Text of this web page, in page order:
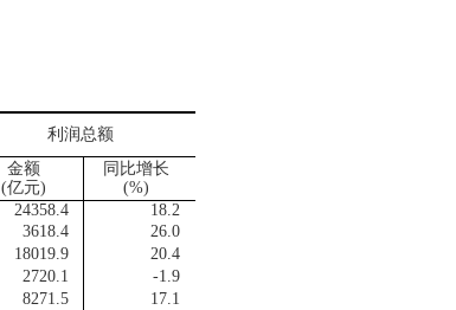
利润总额
金额
(亿元)
同比增长
(%)
24358.4
18.2
3618.4
26.0
18019.9
20.4
2720.1
-1.9
8271.5
17.1